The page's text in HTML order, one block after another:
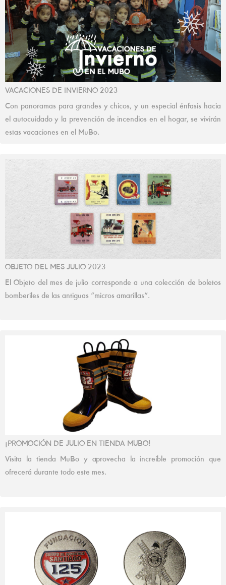
VACACIONES DE INVIERNO 2023
Con panoramas para grandes y chicos, y un especial énfasis hacia
el autocuidado y la prevención de incendios en el hogar, se vivirán
estas vacaciones en el MuBo.
OBJETO DEL MES JULIO 2023
El Objeto del mes de julio corresponde a una colección de boletos
bomberiles de las antiguas “micros amarillas”.
¡PROMOCIÓN DE JULIO EN TIENDA MUBO!
Visita la tienda MuBo y aprovecha la increíble promoción que
ofrecerá durante todo este mes.